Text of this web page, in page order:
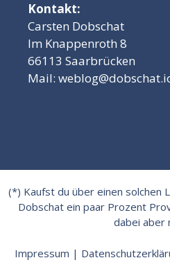
Kontakt:
Carsten Dobschat
Im Knappenroth 8
66113 Saarbrücken
Mail:
(*) Kaufst du über einen solchen
Dobschat ein paar Prozent
dabei aber
Impressum |